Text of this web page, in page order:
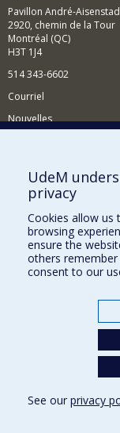
Pavillon André-
2920, chemin de la Tour
Montréal (QC)
H3T 1J4
514 343-6602
Courriel
Nouvelles
Comment soutenir
BESOIN D'AIDE?
Plan du site
Signaler une erreur
Accessibilité
Nos départements et
UdeM
privacy
Cookies allow us
browsing
ensure the
others remember
consent to our
See our privacy